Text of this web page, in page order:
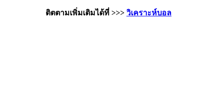
ติตตามเพิ่มเติมได้ที่ >>> วิเคราะห์บอล